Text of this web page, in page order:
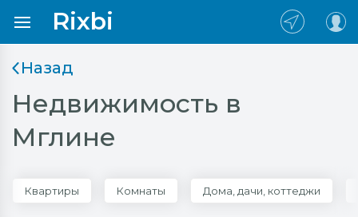
Rixbi
Назад
Недвижимость в
Мглине
Квартиры Комнаты Дома, дачи, коттеджи